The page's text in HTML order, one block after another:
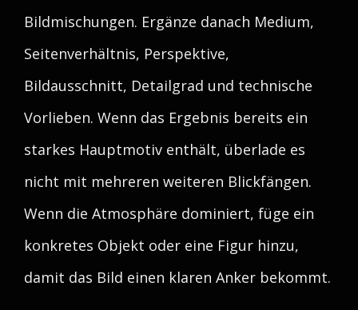
Bildmischungen. Ergänze danach Medium,
Seitenverhältnis, Perspektive,
Bildausschnitt, Detailgrad und technische
Vorlieben. Wenn das Ergebnis bereits ein
starkes Hauptmotiv enthält, überlade es
nicht mit mehreren weiteren Blickfängen.
Wenn die Atmosphäre dominiert, füge ein
konkretes Objekt oder eine Figur hinzu,
damit das Bild einen klaren Anker bekommt.